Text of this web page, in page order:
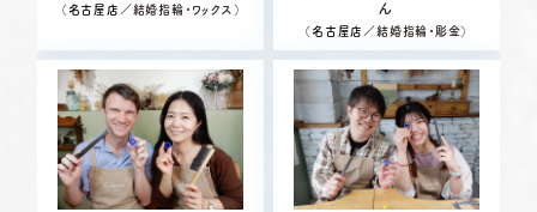
（ 名古屋店 ／結婚指輪・ワックス）
ん
（ 名古屋店 ／結婚指輪・彫金）